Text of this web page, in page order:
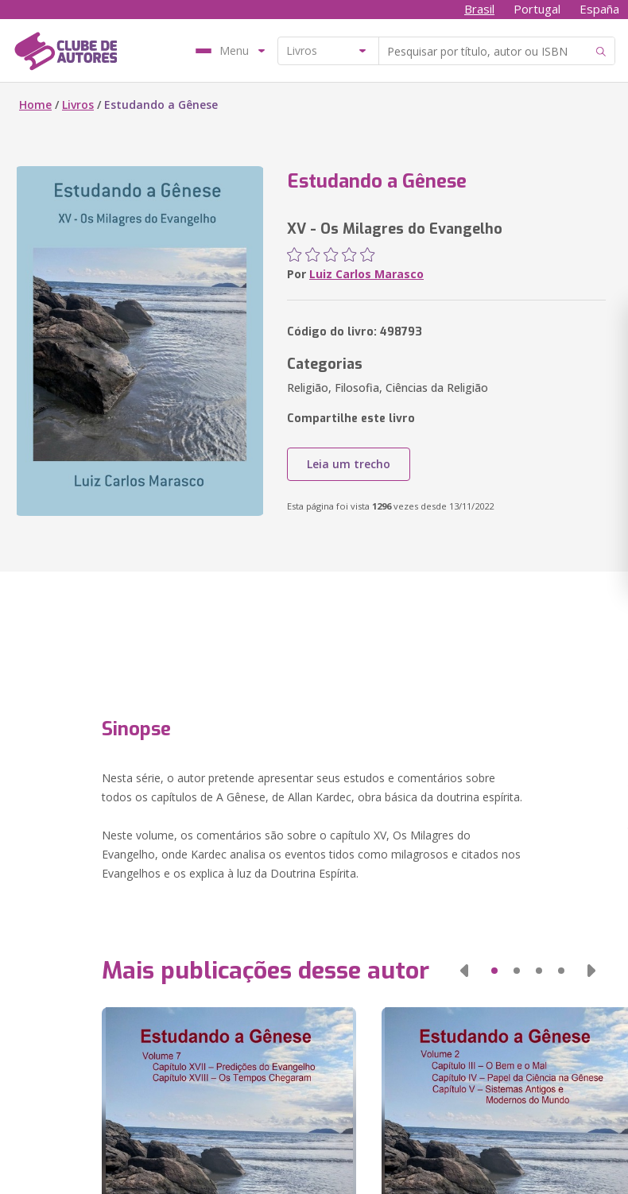
Brasil Portugal España
Menu
Home / Livros / Estudando a Gênese
Estudando a Gênese
XV - Os Milagres do Evangelho
Por Luiz Carlos Marasco
Código do livro: 498793
Categorias
Religião, Filosofia, Ciências da Religião
Compartilhe este livro
Leia um trecho
Esta página foi vista 1296vezes desde 13/11/2022
Sinopse
Nesta série, o autor pretende apresentar seus estudos e comentários sobre
todos os capítulos de A Gênese, de Allan Kardec, obra básica da doutrina espírita.
Neste volume, os comentários são sobre o capítulo XV, Os Milagres do
Evangelho, onde Kardec analisa os eventos tidos como milagrosos e citados nos
Evangelhos e os explica à luz da Doutrina Espírita.
Mais publicações desse autor